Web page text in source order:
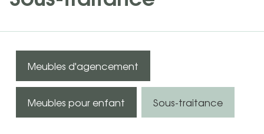
Meubles d'agencement
Meubles pour enfant Sous-traitance